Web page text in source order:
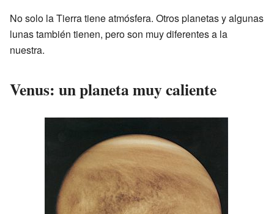
No solo la Tierra tiene atmósfera. Otros planetas y algunas
lunas también tienen, pero son muy diferentes a la
nuestra.
Venus: un planeta muy caliente